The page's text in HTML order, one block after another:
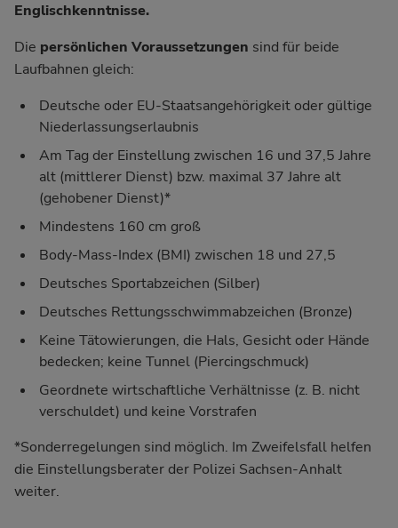
Englischkenntnisse.
Die persönlichen Voraussetzungen sind für beide
Laufbahnen gleich:
Deutsche oder EU-Staatsangehörigkeit oder gültige
Niederlassungserlaubnis
Am Tag der Einstellung zwischen 16 und 37,5 Jahre
alt (mittlerer Dienst) bzw. maximal 37 Jahre alt
(gehobener Dienst)*
Mindestens 160 cm groß
Body-Mass-Index (BMI) zwischen 18 und 27,5
Deutsches Sportabzeichen (Silber)
Deutsches Rettungsschwimmabzeichen (Bronze)
Keine Tätowierungen, die Hals, Gesicht oder Hände
bedecken; keine Tunnel (Piercingschmuck)
Geordnete wirtschaftliche Verhältnisse (z. B. nicht
verschuldet) und keine Vorstrafen
*Sonderregelungen sind möglich. Im Zweifelsfall helfen
die Einstellungsberater der Polizei Sachsen-Anhalt
weiter.